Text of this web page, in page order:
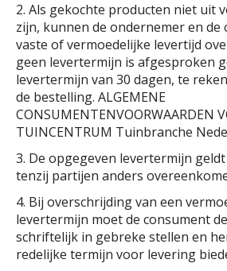
2. Als gekochte producten niet uit
zijn, kunnen de ondernemer en de
vaste of vermoedelijke levertijd
geen levertermijn is afgesproken
levertermijn van 30 dagen, te
de bestelling. ALGEMENE
CONSUMENTENVOORWAARDEN
TUINCENTRUM Tuinbranche
3. De opgegeven levertermijn
tenzij partijen anders
4. Bij overschrijding van een
levertermijn moet de consument
schriftelijk in gebreke stellen en
redelijke termijn voor levering